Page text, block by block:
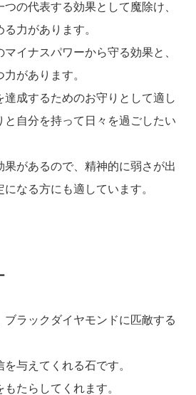
の代表する効果として魔除け、
力があります。
イナスパワーから守る効果と、
があります。
成するためのお守りとして適し
と自分を持って日々を過ごしたい
があるので、精神的に弱さが出
なる方にも適しています。
ブラックダイヤモンドに匹敵する
与えてくれる石です。
たらしてくれます。